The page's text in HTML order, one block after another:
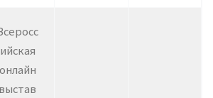
ийская
онлайн
выстав